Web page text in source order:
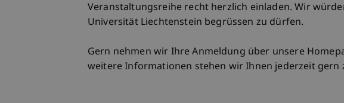
Veranstaltungsreihe recht herzlich einladen. Wir
Universität Liechtenstein begrüssen zu dürfen.
Gern nehmen wir Ihre Anmeldung über unsere
weitere Informationen stehen wir Ihnen jederzeit gern